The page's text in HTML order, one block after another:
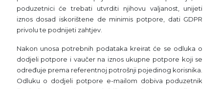
poduzetnici će trebati utvrditi njihovu valjanost, unijeti
iznos dosad iskorištene de minimis potpore, dati GDPR
privolu te podnijeti zahtjev.
Nakon unosa potrebnih podataka kreirat će se odluka o
dodjeli potpore i vaučer na iznos ukupne potpore koji se
određuje prema referentnoj potrošnji pojedinog korisnika.
Odluku o dodjeli potpore e-mailom dobiva poduzetnik